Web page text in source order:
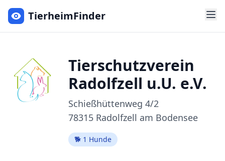
TierheimFinder
Tierschutzverein
Radolfzell u.U. e.V.
Schießhüttenweg 4/2
78315 Radolfzell am Bodensee
🐕 1 Hunde